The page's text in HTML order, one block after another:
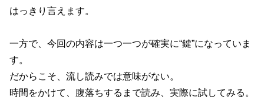
はっきり言えます。
一方で、今回の内容は一つ一つが確実に“鍵”になっていま
す。
だからこそ、流し読みでは意味がない。
時間をかけて、腹落ちするまで読み、実際に試してみる。